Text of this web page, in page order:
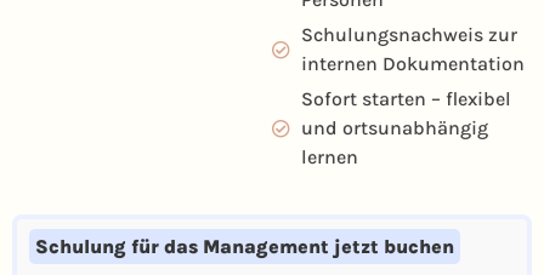
Schulungsnachweis zur
internen Dokumentation
Sofort starten – flexibel
und ortsunabhängig
lernen
Schulung für das Management jetzt buchen